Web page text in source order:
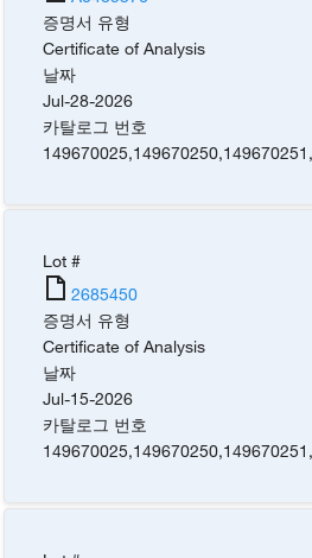
증명서 유형
Certificate of Analysis
날짜
Jul-28-2026
카탈로그 번호
149670025,149670250,149670251 ,
Lot #
2685450
증명서 유형
Certificate of Analysis
날짜
Jul-15-2026
카탈로그 번호
149670025,149670250,149670251 ,